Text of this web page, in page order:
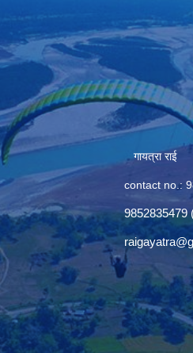
गायत्रा राई
contact no.:
9852835479